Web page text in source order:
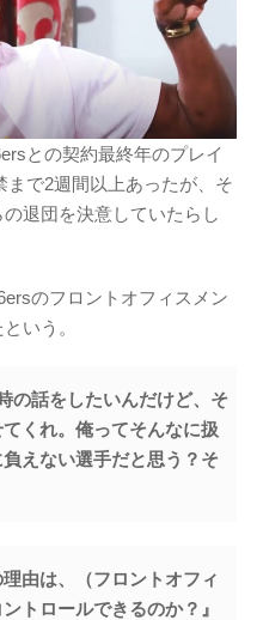
との契約最終年のプレイ
まで2週間以上あったが、そ
退団を決意していたらし
のフロントオフィスメン
いう。
の話をしたいんだけど、そ
くれ。俺ってそんなに扱
えない選手だと思う？そ
理由は、（フロントオフィ
トロールできるのか？』